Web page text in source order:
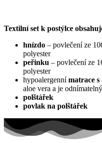
Textilní set k postýlce
hnízdo – povlečení ze
polyester
peřinku – povlečení ze
polyester
hypoalergennímatrace s
aloe vera a je
polštářek
povlak na polštářek